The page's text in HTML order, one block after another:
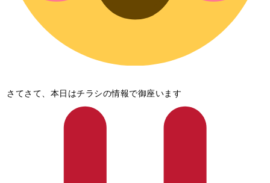
さてさて、本日はチラシの情報で御座います